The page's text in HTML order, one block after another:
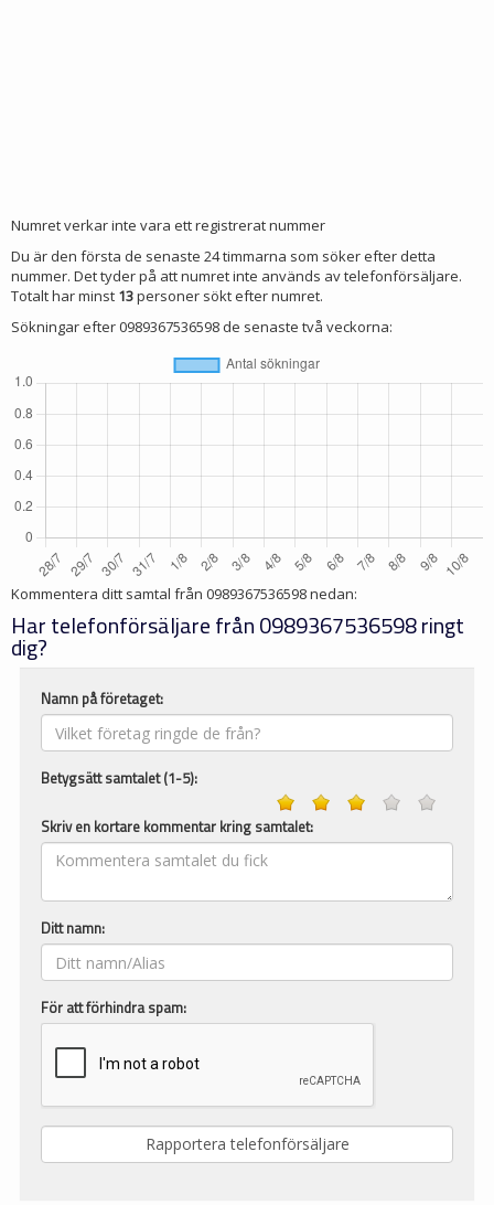
Numret verkar inte vara ett registrerat nummer
Du är den första de senaste 24 timmarna som söker efter detta
nummer. Det tyder på att numret inte används av telefonförsäljare.
Totalt har minst 13personer sökt efter numret.
Sökningar efter 0989367536598 de senaste två veckorna:
Kommentera ditt samtal från 0989367536598nedan:
Har telefonförsäljare från 0989367536598 ringt
dig?
Namn på företaget:
Betygsätt samtalet (1-5):
Skriv en kortare kommentar kring samtalet:
Ditt namn:
För att förhindra spam: